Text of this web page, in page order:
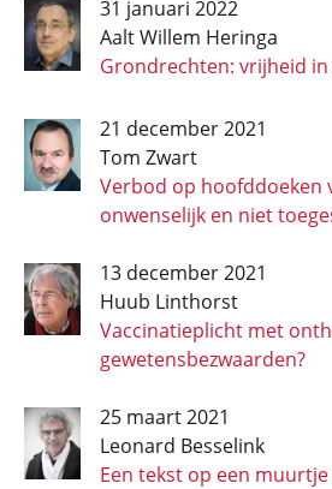
31 januari 2022
Aalt Willem Heringa
Grondrechten: vrijheid
21 december 2021
Tom Zwart
Verbod op hoofddoeken
onwenselijk en niet
13 december 2021
Huub Linthorst
Vaccinatieplicht met
gewetensbezwaarden?
25 maart 2021
Leonard Besselink
Een tekst op een